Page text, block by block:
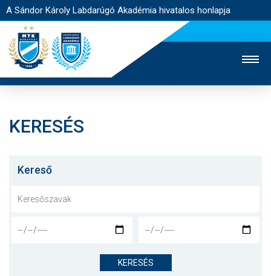
A Sándor Károly Labdarúgó Akadémia hivatalos honlapja
JEGYÉRTÉKESÍTÉS
NYITÓLAP
AKADÉMIA
KERESÉS
Kereső
KERESÉS